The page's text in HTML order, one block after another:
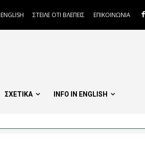
ENGLISH ΣΤΕΙΛΕ ΟΤΙ ΒΛΕΠΕΙΣ ΕΠΙΚΟΙΝΩΝΙΑ
ΣΧΕΤΙΚΑ INFO IN ENGLISH